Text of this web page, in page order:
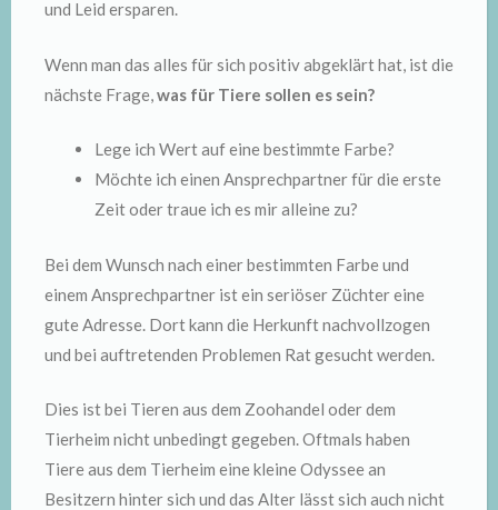
und Leid ersparen.
Wenn man das alles für sich positiv abgeklärt hat, ist die
nächste Frage, was für Tiere sollen es sein?
Lege ich Wert auf eine bestimmte Farbe?
Möchte ich einen Ansprechpartner für die erste
Zeit oder traue ich es mir alleine zu?
Bei dem Wunsch nach einer bestimmten Farbe und
einem Ansprechpartner ist ein seriöser Züchter eine
gute Adresse. Dort kann die Herkunft nachvollzogen
und bei auftretenden Problemen Rat gesucht werden.
Dies ist bei Tieren aus dem Zoohandel oder dem
Tierheim nicht unbedingt gegeben. Oftmals haben
Tiere aus dem Tierheim eine kleine Odyssee an
Besitzern hinter sich und das Alter lässt sich auch nicht